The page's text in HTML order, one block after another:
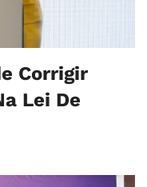
Corrigir
Lei De